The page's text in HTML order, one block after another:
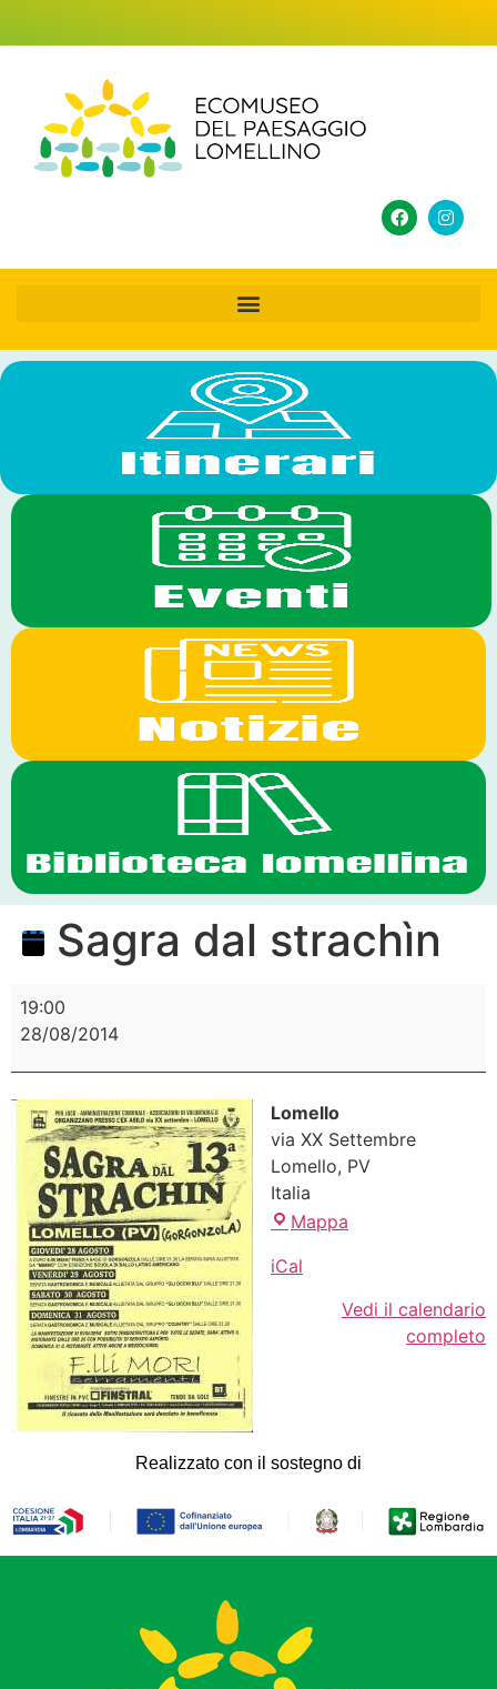
Sagra dal strachìn
19:00
28/08/2014
Lomello
via XX Settembre
Lomello, PV
Italia
Mappa
iCal
Vedi il calendario
completo
Realizzato con il sostegno di